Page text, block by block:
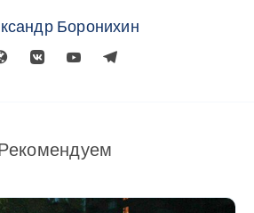
Боронихин